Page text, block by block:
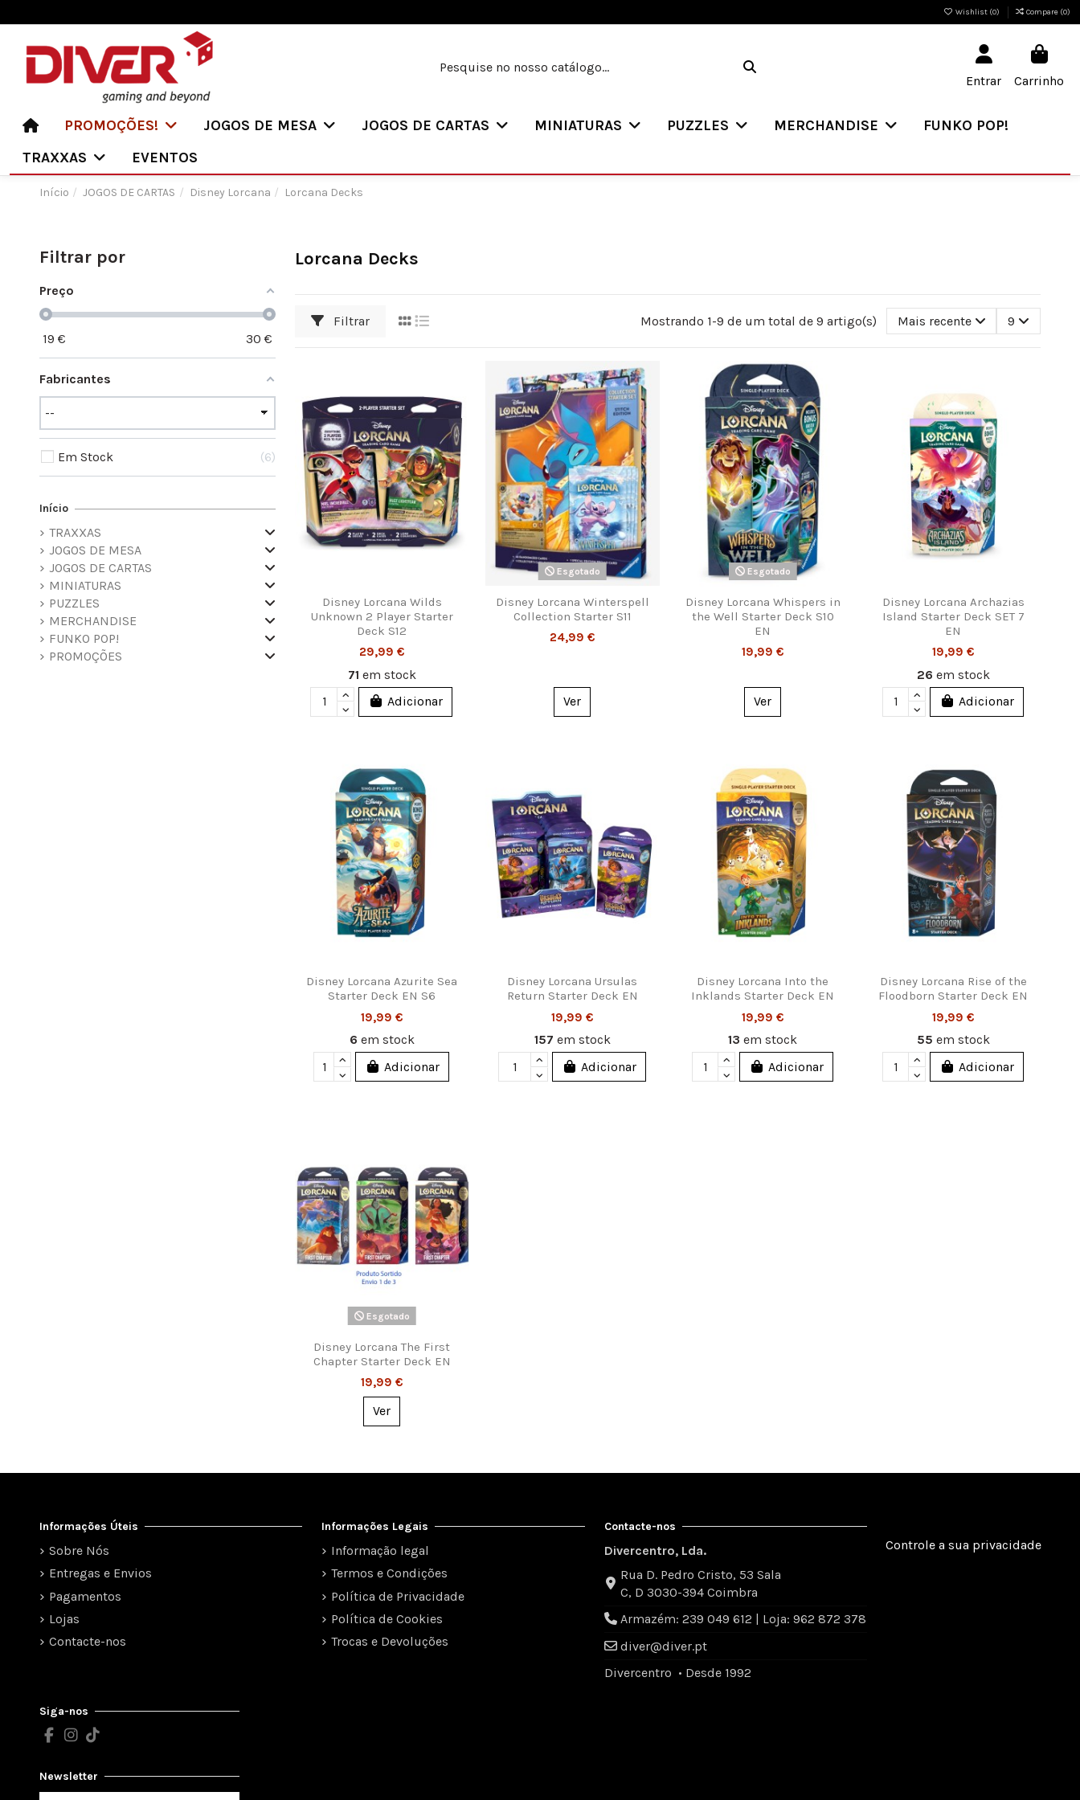
Wishlist (0) Compare (0)
Entrar Carrinho
PROMOÇÕES! JOGOS DE MESA JOGOS DE CARTAS MINIATURAS PUZZLES MERCHANDISE
FUNKO POP!
TRAXXAS
EVENTOS
Início JOGOS DE CARTAS Disney Lorcana Lorcana Decks
Lorcana Decks
Filtrar Mostrando 1-9 de um total de 9 artigo(s) Mais recente 9
Disney Lorcana Wilds
Unknown 2 Player Starter
Deck S12
29,99 €
71 em stock
Adicionar
Esgotado
Disney Lorcana Winterspell
Collection Starter S11
24,99 €
Ver
Esgotado
Disney Lorcana Whispers in
the Well Starter Deck S10
EN
19,99 €
Ver
Disney Lorcana Archazias
Island Starter Deck SET 7
EN
19,99 €
26 em stock
Adicionar
Disney Lorcana Azurite Sea
Starter Deck EN S6
19,99 €
6 em stock
Adicionar
Disney Lorcana Ursulas
Return Starter Deck EN
19,99 €
157 em stock
Adicionar
Disney Lorcana Into the
Inklands Starter Deck EN
19,99 €
13em stock
Adicionar
Disney Lorcana Rise of the
Floodborn Starter Deck EN
19,99 €
55 em stock
Adicionar
Esgotado
Disney Lorcana The First
Chapter Starter Deck EN
19,99 €
Ver
Filtrar por
Preço
19 € 30 €
Fabricantes
Em Stock 6
Início
TRAXXAS
JOGOS DE MESA
JOGOS DE CARTAS
MINIATURAS
PUZZLES
MERCHANDISE
FUNKO POP!
PROMOÇÕES
Informações Úteis
Sobre Nós
Entregas e Envios
Pagamentos
Lojas
Contacte-nos
Informações Legais
Informação legal
Termos e Condições
Política de Privacidade
Política de Cookies
Trocas e Devoluções
Contacte-nos
Divercentro, Lda.
Rua D. Pedro Cristo, 53 Sala
C, D 3030-394 Coimbra
Armazém: 239 049 612 | Loja: 962 872 378
diver@diver.pt
Divercentro • Desde 1992
Controle a sua privacidade
Siga-nos
Newsletter